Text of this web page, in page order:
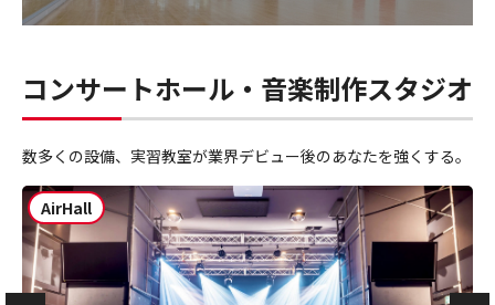
コンサートホール・音楽制作スタジオ
数多くの設備、実習教室が業界デビュー後のあなたを強くする。
AirHall